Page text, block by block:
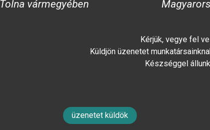
Tolna vármegyében
Kérjük, vegye fel
Küldjön üzenetet
Készséggel
üzenetet küldök